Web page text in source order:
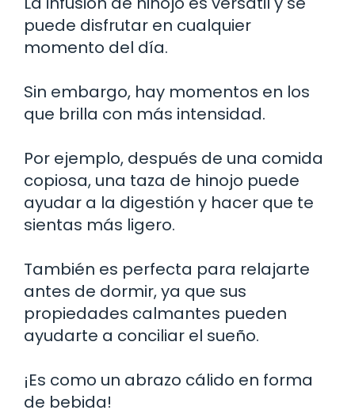
puede disfrutar en cualquier
momento del día.
Sin embargo, hay momentos en los
que brilla con más intensidad.
Por ejemplo, después de una comida
copiosa, una taza de hinojo puede
ayudar a la digestión y hacer que te
sientas más ligero.
También es perfecta para relajarte
antes de dormir, ya que sus
propiedades calmantes pueden
ayudarte a conciliar el sueño.
¡Es como un abrazo cálido en forma
de bebida!